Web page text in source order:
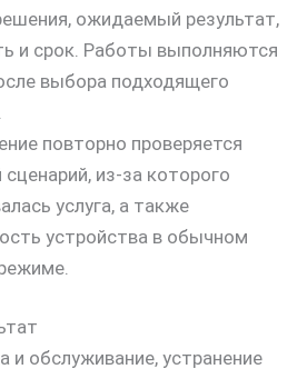
ожидаемый результат,
и срок. Работы выполняются
выбора подходящего
повторно проверяется
из-за которого
услуга, а также
устройства в обычном
обслуживание, устранение
скидку